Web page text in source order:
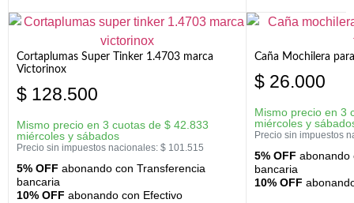
Cortaplumas Super Tinker 1.4703 marca
Victorinox
$ 128.500
Mismo precio en 3 cuotas de $ 42.833
miércoles y sábados
Precio sin impuestos nacionales: $ 101.515
5% OFF abonando con Transferencia
bancaria
10% OFF abonando con Efectivo
Caña Mochilera
$ 26.000
Mismo precio en 3
miércoles y
Precio sin impuestos
5% OFF abonando
bancaria
10% OFF